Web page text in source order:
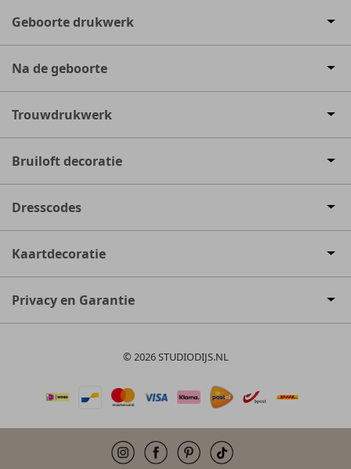
Geboorte drukwerk
Na de geboorte
Trouwdrukwerk
Bruiloft decoratie
Dresscodes
Kaartdecoratie
Privacy en Garantie
© 2026 STUDIODIJS.NL